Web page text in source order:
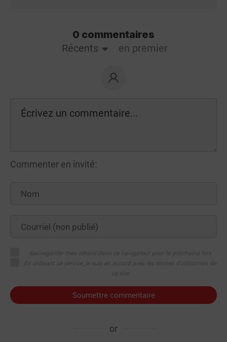
0 commentaires
Récents
en premier
Commenter en invité:
Soumettre commentaire
or